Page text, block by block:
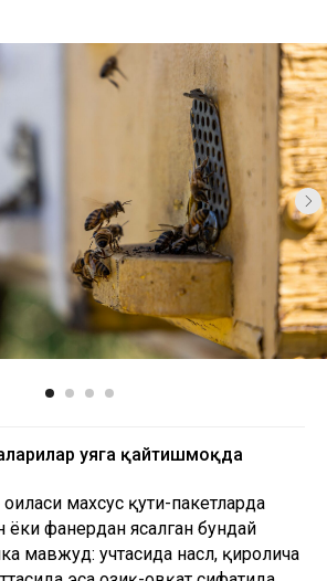
уяга қайтишмоқда
оиласи махсус қути-пакетларда
ёки фанердан ясалган бундай
мавжуд: учтасида насл, қиролича
Литвиненколар қиролича
100 000 сўмдан сотишади.
асалариларнинг икки